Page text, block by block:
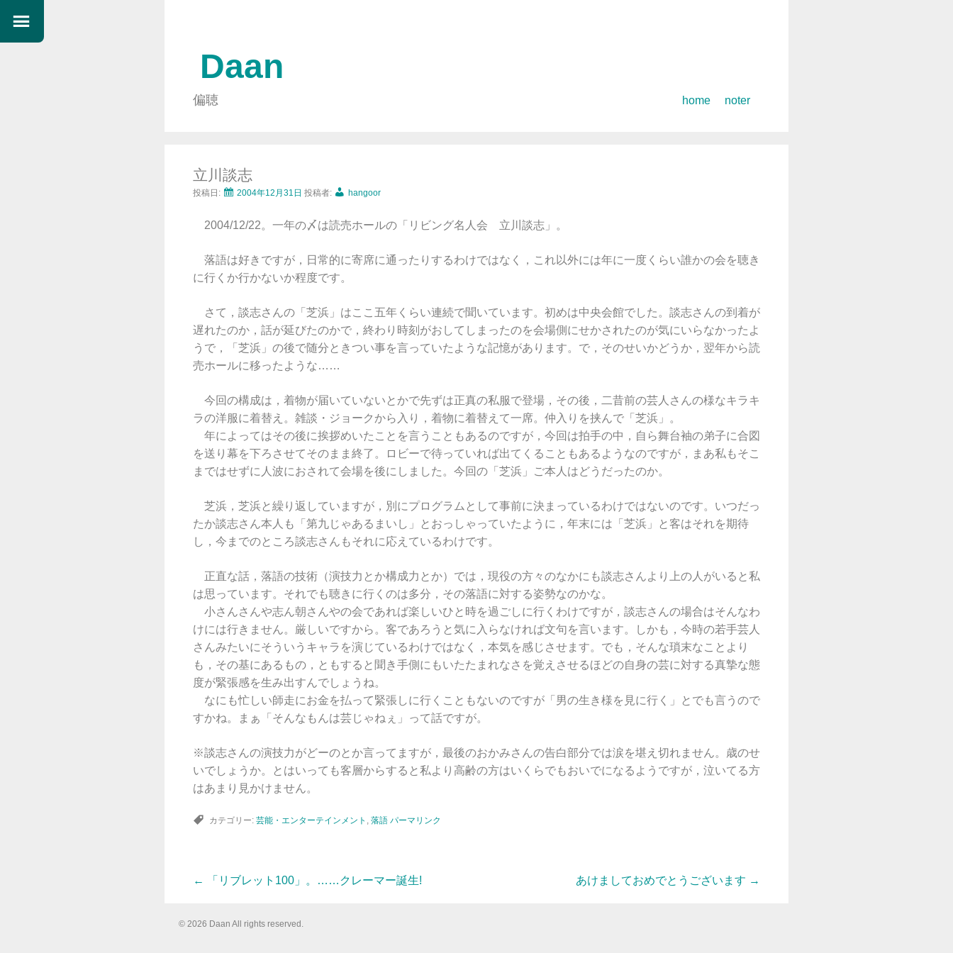
Daan
偏聴
コ
プ
home noter
立川談志
投稿日: 2004年12月31日 投稿者: hangoor
2004/12/22。一年の〆は読売ホールの「リビング名人会 立川談志」。
落語は好きですが，日常的に寄席に通ったりするわけではなく，これ以外には年に一度くらい誰かの会を聴き
に行くか行かないか程度です。
さて，談志さんの「芝浜」はここ五年くらい連続で聞いています。初めは中央会館でした。談志さんの到着が
遅れたのか，話が延びたのかで，終わり時刻がおしてしまったのを会場側にせかされたのが気にいらなかったよ
うで，「芝浜」の後で随分ときつい事を言っていたような記憶があります。で，そのせいかどうか，翌年から読
売ホールに移ったような……
今回の構成は，着物が届いていないとかで先ずは正真の私服で登場，その後，二昔前の芸人さんの様なキラキ
ラの洋服に着替え。雑談・ジョークから入り，着物に着替えて一席。仲入りを挟んで「芝浜」。
年によってはその後に挨拶めいたことを言うこともあるのですが，今回は拍手の中，自ら舞台袖の弟子に合図
を送り幕を下ろさせてそのまま終了。ロビーで待っていれば出てくることもあるようなのですが，まあ私もそこ
まではせずに人波におされて会場を後にしました。今回の「芝浜」ご本人はどうだったのか。
芝浜，芝浜と繰り返していますが，別にプログラムとして事前に決まっているわけではないのです。いつだっ
たか談志さん本人も「第九じゃあるまいし」とおっしゃっていたように，年末には「芝浜」と客はそれを期待
し，今までのところ談志さんもそれに応えているわけです。
正直な話，落語の技術（演技力とか構成力とか）では，現役の方々のなかにも談志さんより上の人がいると私
は思っています。それでも聴きに行くのは多分，その落語に対する姿勢なのかな。
小さんさんや志ん朝さんやの会であれば楽しいひと時を過ごしに行くわけですが，談志さんの場合はそんなわ
けには行きません。厳しいですから。客であろうと気に入らなければ文句を言います。しかも，今時の若手芸人
さんみたいにそういうキャラを演じているわけではなく，本気を感じさせます。でも，そんな瑣末なことより
も，その基にあるもの，ともすると聞き手側にもいたたまれなさを覚えさせるほどの自身の芸に対する真摯な態
度が緊張感を生み出すんでしょうね。
なにも忙しい師走にお金を払って緊張しに行くこともないのですが「男の生き様を見に行く」とでも言うので
すかね。まぁ「そんなもんは芸じゃねぇ」って話ですが。
※談志さんの演技力がどーのとか言ってますが，最後のおかみさんの告白部分では涙を堪え切れません。歳のせ
いでしょうか。とはいっても客層からすると私より高齢の方はいくらでもおいでになるようですが，泣いてる方
はあまり見かけません。
カテゴリー: 芸能・エンターテインメント , 落語 パーマリンク
投
← 「リブレット100」。……クレーマー誕生! あけましておめでとうございます →
© 2026 Daan All rights reserved.